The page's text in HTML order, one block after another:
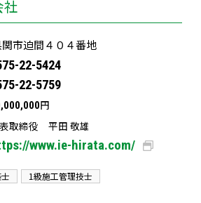
市迫間４０４番地
22-5424
22-5759
円
取締役 平田 敬雄
www.ie-hirata.com/
1級施工管理技士